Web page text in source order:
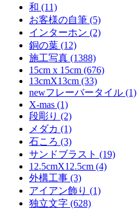
和 (11)
お客様の自筆 (5)
インターホン (2)
銅の葉 (12)
施工写真 (1388)
15cm x 15cm (676)
13cmX13cm (33)
newフレーバータイル (1)
X-mas (1)
段彫り (2)
メダカ (1)
石ころ (3)
サンドブラスト (19)
12.5cmX12.5cm (4)
外構工事 (3)
アイアン飾り (1)
独立文字 (628)